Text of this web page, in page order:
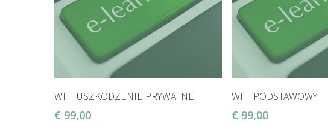
WFT USZKODZENIE PRYWATNE
€ 99,00
WFT PODSTAWOWY
€ 99,00